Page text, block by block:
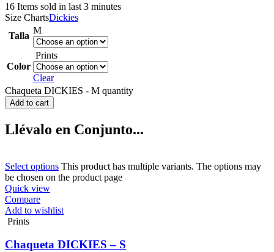
16 Items sold in last 3 minutes
Size ChartsDickies
Talla
M
Color
Prints
Clear
Chaqueta DICKIES - M quantity
Add to cart
Llévalo en Conjunto...
Select options This product has multiple variants. The options may
be chosen on the product page
Quick view
Compare
Add to wishlist
Prints
Chaqueta DICKIES – S